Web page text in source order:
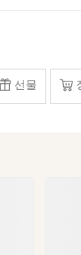
선물